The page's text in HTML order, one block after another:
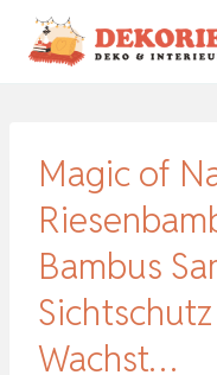
Zum
Inhalt
Magic of
Bambus
Wachst…